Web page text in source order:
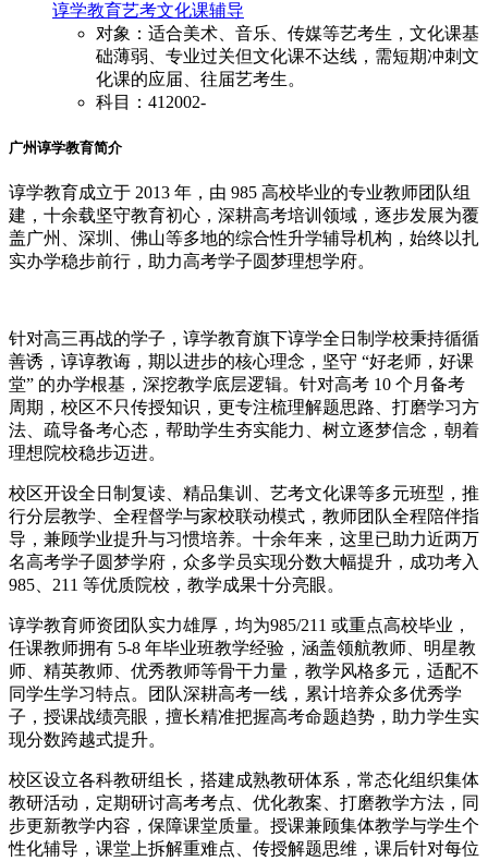
谆学教育艺考文化课辅导
对象：适合美术、音乐、传媒等艺考生，文化课基
础薄弱、专业过关但文化课不达线，需短期冲刺文
化课的应届、往届艺考生。
科目：412002-
广州谆学教育简介
谆学教育成立于 2013 年，由 985 高校毕业的专业教师团队组
建，十余载坚守教育初心，深耕高考培训领域，逐步发展为覆
盖广州、深圳、佛山等多地的综合性升学辅导机构，始终以扎
实办学稳步前行，助力高考学子圆梦理想学府。
针对高三再战的学子，谆学教育旗下谆学全日制学校秉持循循
善诱，谆谆教诲，期以进步的核心理念，坚守 “好老师，好课
堂” 的办学根基，深挖教学底层逻辑。针对高考 10 个月备考
周期，校区不只传授知识，更专注梳理解题思路、打磨学习方
法、疏导备考心态，帮助学生夯实能力、树立逐梦信念，朝着
理想院校稳步迈进。
校区开设全日制复读、精品集训、艺考文化课等多元班型，推
行分层教学、全程督学与家校联动模式，教师团队全程陪伴指
导，兼顾学业提升与习惯培养。十余年来，这里已助力近两万
名高考学子圆梦学府，众多学员实现分数大幅提升，成功考入
985
211 等优质院校，教学成果十分亮眼。
谆学教育师资团队实力雄厚，均为985/211 或重点高校毕业，
任课教师拥有 5-8 年毕业班教学经验，涵盖领航教师、明星教
师、精英教师、优秀教师等骨干力量，教学风格多元，适配不
同学生学习特点。团队深耕高考一线，累计培养众多优秀学
子，授课战绩亮眼，擅长精准把握高考命题趋势，助力学生实
现分数跨越式提升。
校区设立各科教研组长，搭建成熟教研体系，常态化组织集体
教研活动，定期研讨高考考点、优化教案、打磨教学方法，同
步更新教学内容，保障课堂质量。授课兼顾集体教学与学生个
性化辅导，课堂上拆解重难点、传授解题思维，课后针对每位